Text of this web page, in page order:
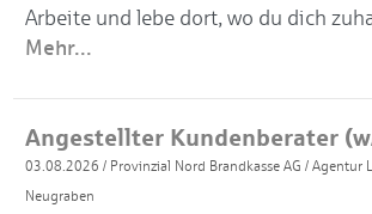
Arbeite und lebe dort, wo du dich
Mehr...
Angestellter Kundenberater
03.08.2026 / Provinzial Nord Brandkasse AG /Agentur
Neugraben